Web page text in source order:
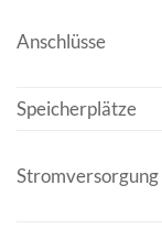
Anschlüsse
Speicherplätze
Stromversorgung